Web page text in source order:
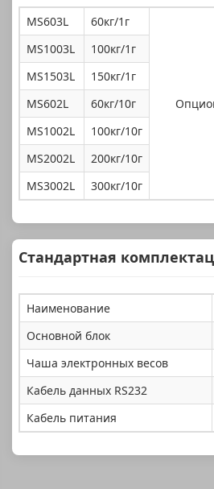
MS603L 60кг/1г
MS1003L
100кг/1г
MS1503L
150кг/1г
MS602L
60кг/10г
MS1002L
100кг/10г
MS2002L
200кг/10г
MS3002L
300кг/10г
Стандартная
Наименование
Основной блок
Чаша электронных весов
Кабель данных RS232
Кабель питания